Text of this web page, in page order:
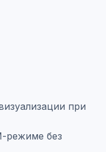
при
режиме без